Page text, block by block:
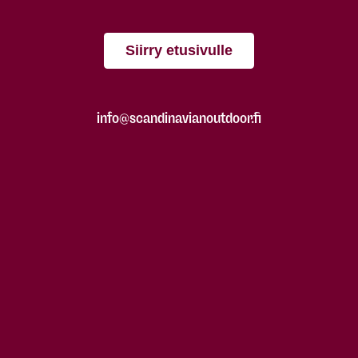
Siirry etusivulle
info@scandinavianoutdoor.fi